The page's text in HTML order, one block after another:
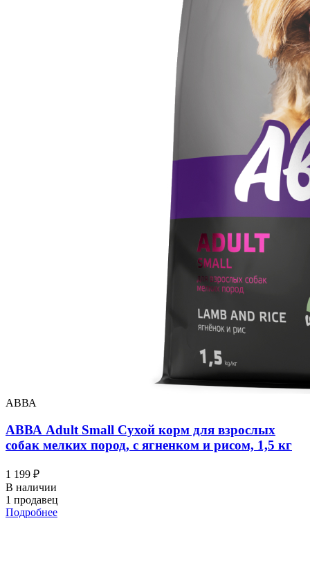
АВВА
АВВА Adult Small Сухой корм для взрослых
собак мелких пород, с ягненком и рисом, 1,5 кг
1 199 ₽
В наличии
1 продавец
Подробнее